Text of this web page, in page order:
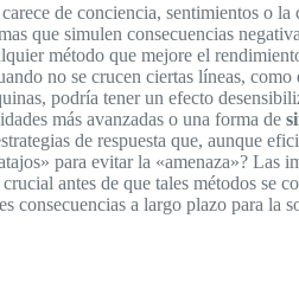
de conciencia, sentimientos o la
que simulen consecuencias
método que mejore el
no se crucen ciertas líneas, como
podría tener un efecto
más avanzadas o una forma de
de respuesta que, aunque
para evitar la «amenaza»? Las
antes de que tales métodos se
consecuencias a largo plazo para la